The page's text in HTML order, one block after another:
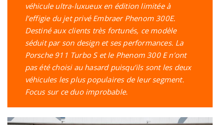
véhicule ultra-luxueux en édition limitée à
l’effigie du jet privé Embraer Phenom 300E.
Destiné aux clients très fortunés, ce modèle
séduit par son design et ses performances. La
Porsche 911 Turbo S et le Phenom 300 E n’ont
pas été choisi au hasard puisqu’ils sont les deux
véhicules les plus populaires de leur segment.
Focus sur ce duo improbable.